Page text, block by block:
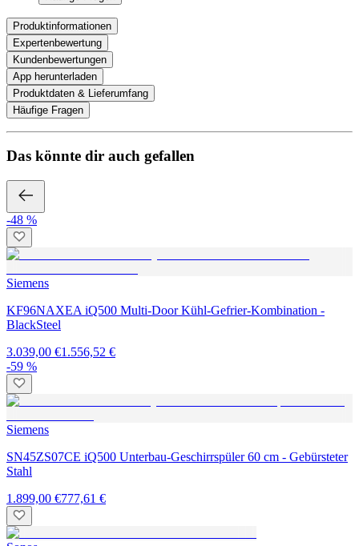
Produktinformationen
Expertenbewertung
Kundenbewertungen
App herunterladen
Produktdaten & Lieferumfang
Häufige Fragen
Das könnte dir auch gefallen
-48 %
Siemens
KF96NAXEA iQ500 Multi-Door Kühl-Gefrier-Kombination -
BlackSteel
3.039,00 €1.556,52 €
-59 %
Siemens
SN45ZS07CE iQ500 Unterbau-Geschirrspüler 60 cm - Gebürsteter
Stahl
1.899,00 €777,61 €